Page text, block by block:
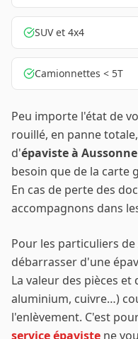
SUV et 4x4
Camionnettes < 5T
Peu importe l'état de
rouillé, en panne
d'épaviste à Aussonne
besoin que de la carte
En cas de perte des
accompagnons dans
Pour les particuliers de
débarrasser d'une
La valeur des pièces et
aluminium, cuivre…)
l'enlèvement. C'est
service épaviste ne